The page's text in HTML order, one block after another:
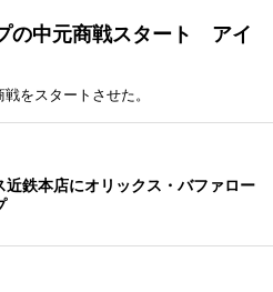
の中元商戦スタート アイ
をスタートさせた。
近鉄本店にオリックス・バファロー